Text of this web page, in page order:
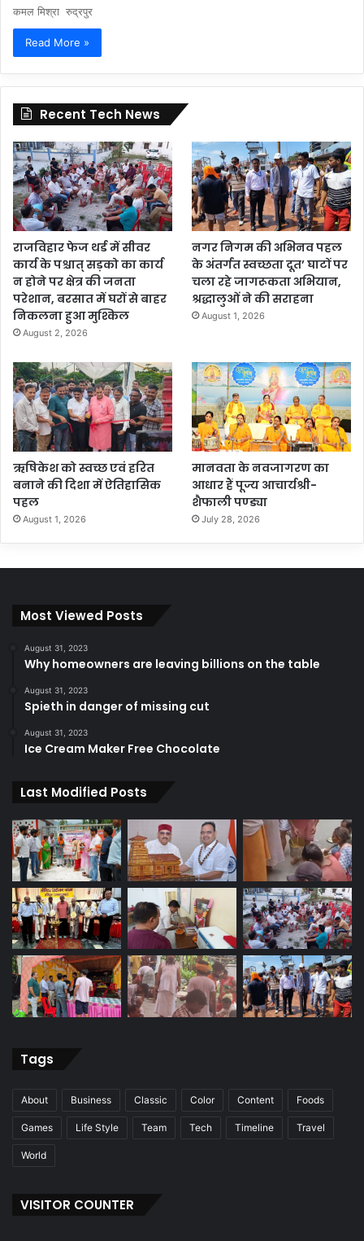
कमल मिश्रा रुद्रपुर
Read More »
Recent Tech News
राजविहार फेज थर्ड में सीवर
कार्य के पश्चात् सड़को का कार्य
न होने पर क्षेत्र की जनता
परेशान, बरसात में घरों से बाहर
निकलना हुआ मुश्किल
August 2, 2026
नगर निगम की अभिनव पहल
के अंतर्गत स्वच्छता दूत’ घाटों पर
चला रहे जागरूकता अभियान,
श्रद्धालुओं ने की सराहना
August 1, 2026
ऋषिकेश को स्वच्छ एवं हरित
बनाने की दिशा में ऐतिहासिक
पहल
August 1, 2026
मानवता के नवजागरण का
आधार हैं पूज्य आचार्यश्री-
शैफाली पण्ड्या
July 28, 2026
Most Viewed Posts
August 31, 2023
Why homeowners are leaving billions on the table
August 31, 2023
Spieth in danger of missing cut
August 31, 2023
Ice Cream Maker Free Chocolate
Last Modified Posts
Tags
About Business Classic Color Content Foods
Games Life Style Team Tech Timeline Travel
World
VISITOR COUNTER